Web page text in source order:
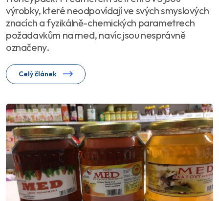
výrobky, které neodpovídají ve svých smyslových
znacích a fyzikálně-chemických parametrech
požadavkům na med, navíc jsou nesprávně
označeny.
Celý článek